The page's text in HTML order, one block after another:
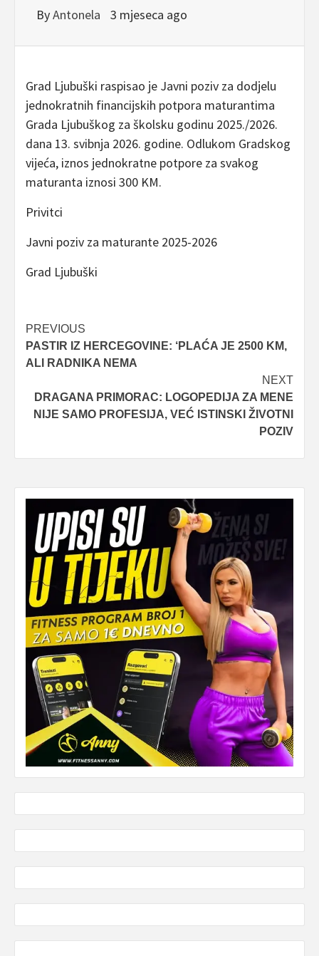
ByAntonela 3 mjeseca ago
Grad Ljubuški raspisao je Javni poziv za dodjelu
jednokratnih financijskih potpora maturantima
Grada Ljubuškog za školsku godinu 2025./2026.
dana 13. svibnja 2026. godine. Odlukom Gradskog
vijeća, iznos jednokratne potpore za svakog
maturanta iznosi 300 KM.
Privitci
Javni poziv za maturante 2025-2026
Grad Ljubuški
Post
navigation
PREVIOUS
PASTIR IZ HERCEGOVINE: ‘PLAĆA JE 2500 KM,
ALI RADNIKA NEMA
NEXT
DRAGANA PRIMORAC: LOGOPEDIJA ZA MENE
NIJE SAMO PROFESIJA, VEĆ ISTINSKI ŽIVOTNI
POZIV